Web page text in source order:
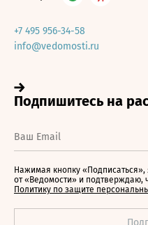
+7 495 956-34-58
info@vedomosti.ru
Нажимая кнопку
от «Ведомости» и подтверждаю,
Политику по защите